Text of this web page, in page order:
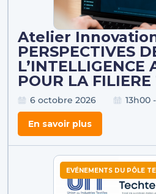
Atelier
PERSPECTIVES
L’INTELLIGENCE
POUR LA FILIERE
6 octobre 2026 13h00
En savoir plus
EVÉNEMENTS DU PÔLE